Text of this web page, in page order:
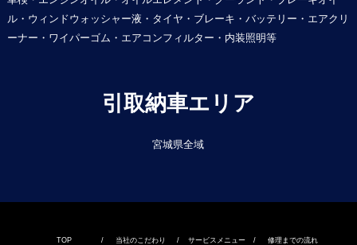
ル・ウィンドウォッシャー液・タイヤ・ブレーキ・バッテリー・エアクリ
ーナー・ワイパーゴム・エアコンフィルター・内装照明等
引取納車エリア
宮城県全域
TOP / 当社のこだわり / サービスメニュー / 修理までの流れ